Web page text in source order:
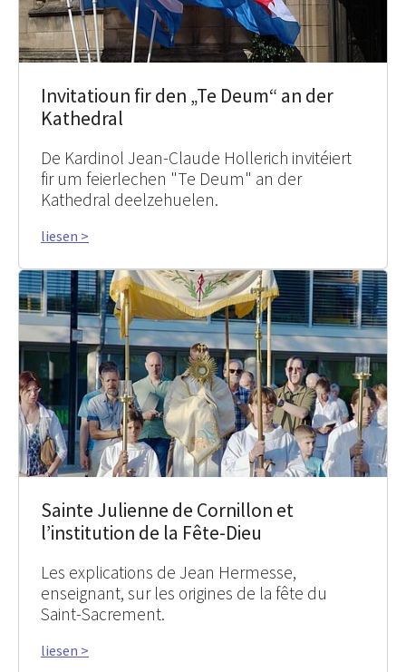
Invitatioun fir den „Te Deum“ an der
Kathedral
De Kardinol Jean-Claude Hollerich invitéiert
fir um feierlechen "Te Deum" an der
Kathedral deelzehuelen.
liesen >
Sainte Julienne de Cornillon et
l’institution de la Fête-Dieu
Les explications de Jean Hermesse,
enseignant, sur les origines de la fête du
Saint-Sacrement.
liesen >